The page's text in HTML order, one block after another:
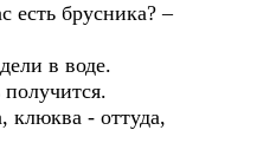
есть брусника? –
в воде.
клюква - оттуда,